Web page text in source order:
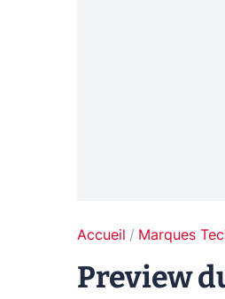
Accueil Marques
Preview